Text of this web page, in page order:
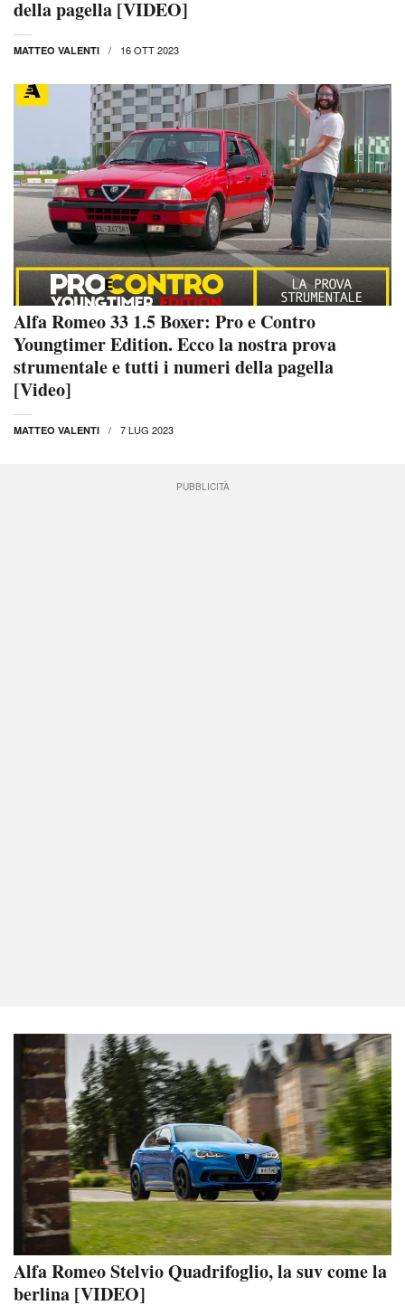
della pagella [VIDEO]
MATTEO VALENTI 16 OTT 2023
Alfa Romeo 33 1.5 Boxer: Pro e Contro
Youngtimer Edition. Ecco la nostra prova
strumentale e tutti i numeri della pagella
[Video]
MATTEO VALENTI 7 LUG 2023
PUBBLICITÀ
Alfa Romeo Stelvio Quadrifoglio, la suv come la
berlina [VIDEO]